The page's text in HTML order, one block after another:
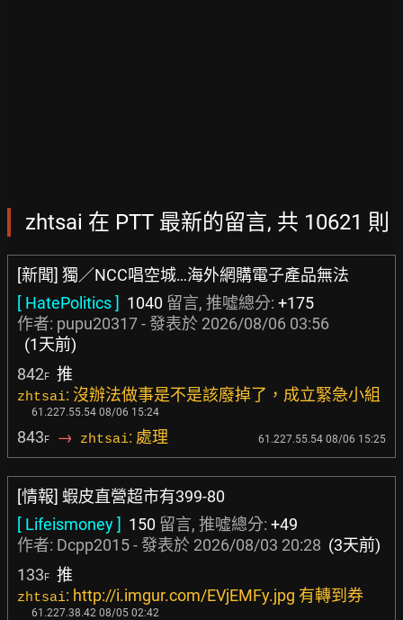
zhtsai 在 PTT 最新的留言, 共 10621 則
[新聞] 獨／NCC唱空城…海外網購電子產品無法
[ HatePolitics ] 1040 留言, 推噓總分: +175
作者: pupu20317- 發表於 2026/08/06 03:56
(1天前)
842F 推
zhtsai: 沒辦法做事是不是該廢掉了，成立緊急小組
61.227.55.54 08/06 15:24
843F → zhtsai: 處理 61.227.55.54 08/06 15:25
[情報] 蝦皮直營超市有399-80
[ Lifeismoney ] 150 留言, 推噓總分: +49
作者: Dcpp2015- 發表於 2026/08/03 20:28 (3天前)
133F 推
zhtsai: http://i.imgur.com/EVjEMFy.jpg 有轉到券
61.227.38.42 08/05 02:42